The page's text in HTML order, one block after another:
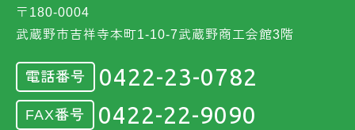
〒180-0004
武蔵野市吉祥寺本町1-10-7武蔵野商工会館3階
電話番号 0422-23-0782
FAX番号 0422-22-9090